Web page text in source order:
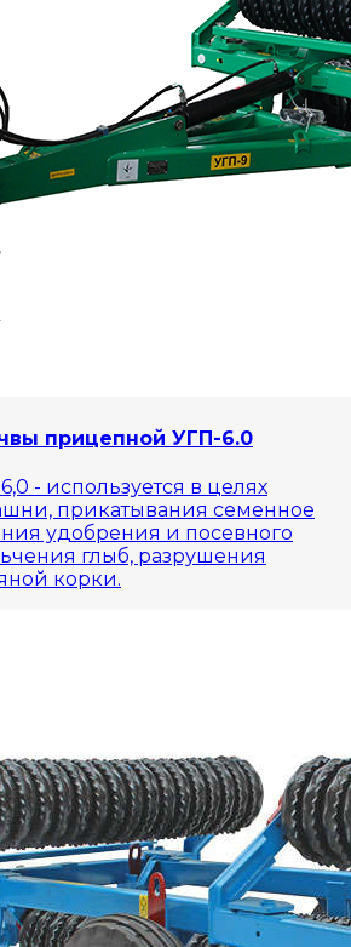
прицепной УГП-6.0
- используется в целях
прикатывания семенное
удобрения и посевного
глыб, разрушения
корки.